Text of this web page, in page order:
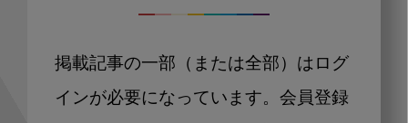
掲載記事の一部（または全部）はログ
インが必要になっています。会員登録